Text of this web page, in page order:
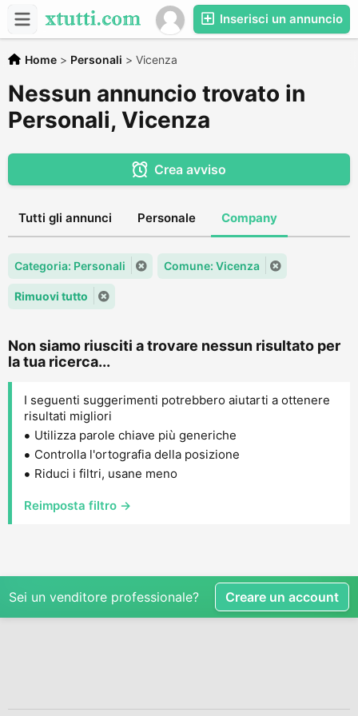
Inserisci un annuncio
Home > Personali > Vicenza
Nessun annuncio trovato in
Personali, Vicenza
Crea avviso
Tutti gli annunci Personale Company
Categoria: Personali Comune: Vicenza
Rimuovi tutto
Non siamo riusciti a trovare nessun risultato per
la tua ricerca...
I seguenti suggerimenti potrebbero aiutarti a ottenere
risultati migliori
Utilizza parole chiave più generiche
Controlla l'ortografia della posizione
Riduci i filtri, usane meno
Reimposta filtro →
Sei un venditore professionale? Creare un account